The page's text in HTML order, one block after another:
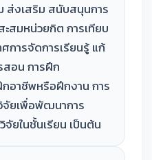
ส่งเสริม สนับสนุนการ
สมหน่วยกิต การเทียบ
การจัดการเรียนรู้ แก้
สอน การฝึก
อาชีพหรือฝึกงาน การ
จัยเพื่อพัฒนาการ
ยในชั้นเรียน เป็นต้น